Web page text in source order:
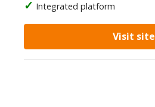
Integrated platform
Visit site